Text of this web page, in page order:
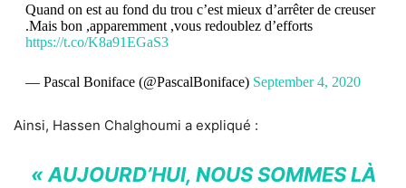
Quand on est au fond du trou c’est mieux d’arrêter de creuser
.Mais bon ,apparemment ,vous redoublez d’efforts
https://t.co/K8a91EGaS3
— Pascal Boniface (@PascalBoniface) September 4, 2020
Ainsi, Hassen Chalghoumi a expliqué :
« AUJOURD’HUI, NOUS SOMMES LÀ